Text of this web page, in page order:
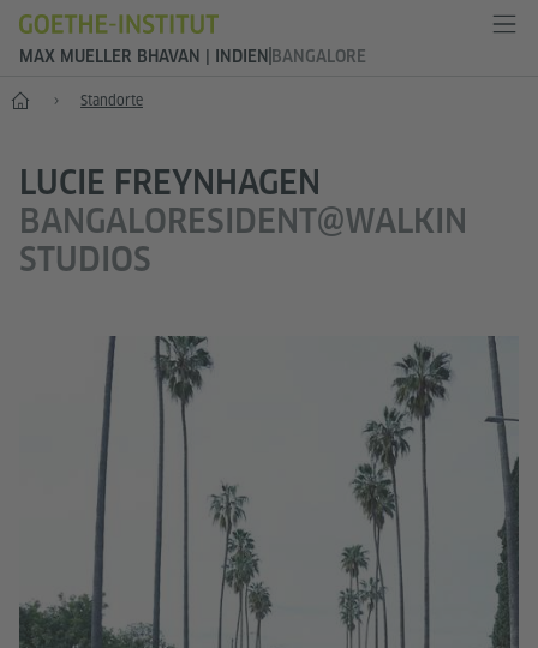
MAX MUELLER BHAVAN | INDIEN BANGALORE
Start Standorte
LUCIE FREYNHAGEN
BANGALORESIDENT@WALKIN
STUDIOS